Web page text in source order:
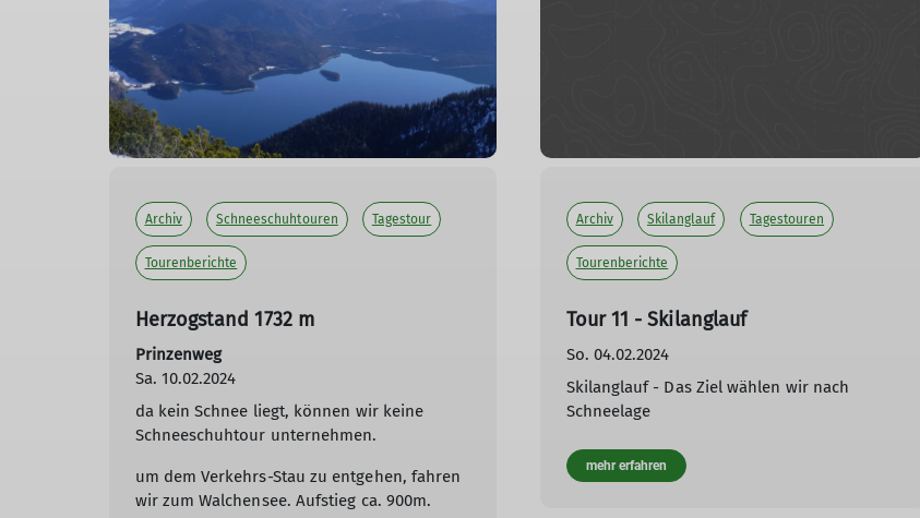
Archiv Schneeschuhtouren Tagestour
Tourenberichte
Herzogstand 1732 m
Prinzenweg
Sa. 10.02.2024
da kein Schnee liegt, können wir keine
Schneeschuhtour unternehmen.
um dem Verkehrs-Stau zu entgehen, fahren
wir zum Walchensee. Aufstieg ca. 900m.
Archiv Skilanglauf Tagestouren
Tourenberichte
Tour 11 - Skilanglauf
So. 04.02.2024
Skilanglauf - Das Ziel wählen wir nach
Schneelage
mehr erfahren